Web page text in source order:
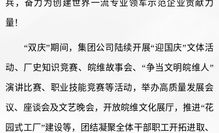
兵，奋力为创建世界一流专业领军示范企业贡献力
量！
“双庆”期间，集团公司陆续开展“迎国庆”文体活
动、厂史知识竞赛、皖维故事会、“争当文明皖维人”
演讲比赛、职业技能竞赛等活动，举办高质量发展会
议、座谈会及文艺晚会，开放皖维文化展厅，推进“花
园式工厂”建设等，团结凝聚全体干部职工开拓进取、